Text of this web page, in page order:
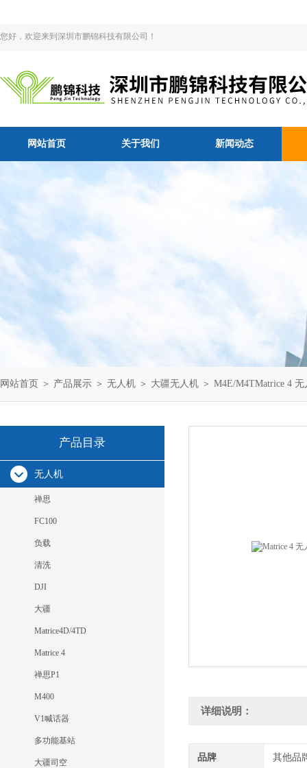
您好，欢迎来到深圳市鹏锦科技有限公司！
网站首页 关于我们 新闻动态
网站首页 ＞ 产品展示 ＞ 无人机 ＞ 大疆无人机 ＞ M4E/M4TMatrice 4
产品目录
无人机
禅思
FC100
负载
清洗
DJI
大疆
Matrice4D/4TD
Matrice 4
禅思P1
M400
V1喊话器
多功能基站
大疆司空
详细说明：
品牌 其他品